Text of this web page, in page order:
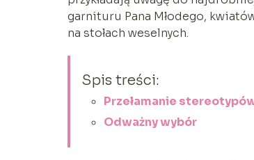
garnituru Pana Młodego,
na stołach weselnych.
Spis treści:
Przełamanie
Odważny wybór